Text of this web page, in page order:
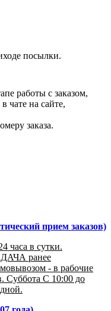
посылки.
работы с заказом,
чате на сайте,
заказа.
прием заказов)
часа в сутки.
ранее
- в рабочие
Суббота С 10:00 до